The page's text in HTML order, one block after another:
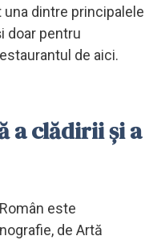
dintre principalele
doar pentru
de aici.
a clădirii și a
este
de Artă